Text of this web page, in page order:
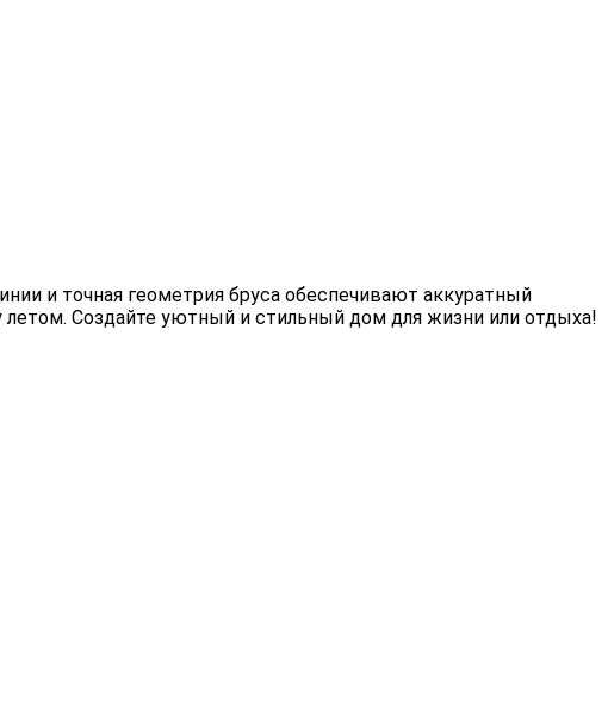
и точная геометрия бруса обеспечивают аккуратный
Создайте уютный и стильный дом для жизни или отдыха!